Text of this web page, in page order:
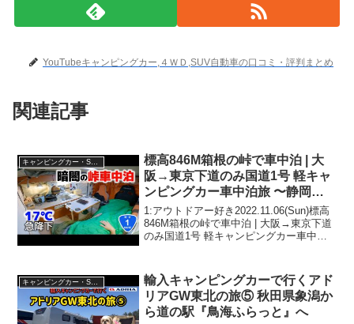
YouTubeキャンピングカー,４ＷＤ,SUV自動車の口コミ・評判まとめ
関連記事
標高846M箱根の峠で車中泊 | 大
阪→東京下道のみ国道1号 軽キャ
ンピングカー車中泊旅 〜静岡→
神奈川→東京(ゴール)〜
1:アウトドアー好き2022.11.06(Sun)標高
846M箱根の峠で車中泊 | 大阪→東京下道
のみ国道1号 軽キャンピングカー車中泊
2:アウトドアー好き2022...
キャンピングカー・SUV人気車種
輸入キャンピングカーで行くアド
リアGW東北の旅⑤ 秋田県象潟か
ら道の駅『鳥海ふらっと』へ